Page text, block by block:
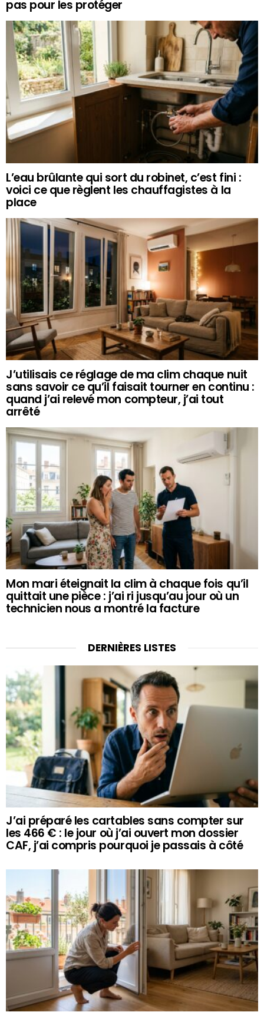
pas pour les protéger
L’eau brûlante qui sort du robinet, c’est fini :
voici ce que règlent les chauffagistes à la
place
J’utilisais ce réglage de ma clim chaque nuit
sans savoir ce qu’il faisait tourner en continu :
quand j’ai relevé mon compteur, j’ai tout
arrêté
Mon mari éteignait la clim à chaque fois qu’il
quittait une pièce : j’ai ri jusqu’au jour où un
technicien nous a montré la facture
DERNIÈRES LISTES
J’ai préparé les cartables sans compter sur
les 466 € : le jour où j’ai ouvert mon dossier
CAF, j’ai compris pourquoi je passais à côté